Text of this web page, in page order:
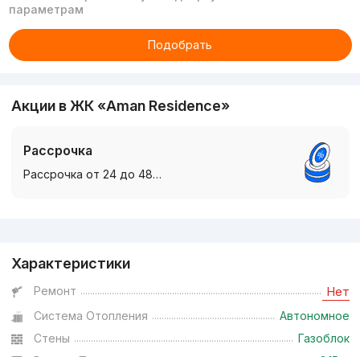
параметрам
Подобрать
Акции в ЖК «Aman Residence»
Рассрочка
Рассрочка от 24 до 48…
Характеристики
Ремонт Нет
Система Отопления
Автономное
Стены
Газоблок